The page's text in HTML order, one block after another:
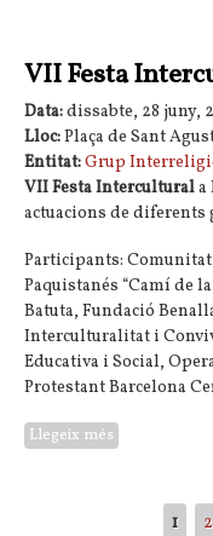
VII Festa
Data:dissabte, 28 juny,
Lloc:Plaça de Sant
Entitat:Grup
VII Festa Interculturala
actuacions de diferents
Participants:
Paquistanés “Camí de
Batuta, Fundació
Interculturalitat i
Educativa i Social,
Protestant Barcelona
Llegeix més
1 2